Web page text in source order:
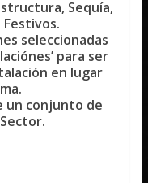
Sequía,
.
seleccionadas
para ser
en lugar
un conjunto de
.